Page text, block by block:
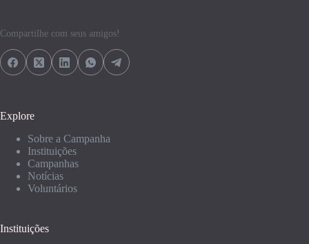
Compartilhe com seus amigos!
Explore
Sobre a Campanha
Instituições
Campanhas
Notícias
Voluntários
Instituições